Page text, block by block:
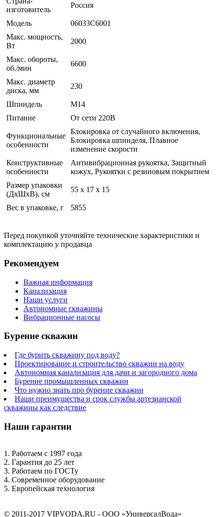
изготовитель
Россия
Модель
06033C6001
Макс. мощность,
Вт
2000
Макс. обороты,
об./мин
6600
Макс. диаметр
диска, мм
230
Шпиндель
M14
Питание
От сети 220В
Функциональные
особенности
Блокировка от случайного включения,
Блокировка шпинделя, Плавное
изменение скорости
Конструктивные
особенности
Антивибрационная рукоятка, Защитный
кожух, Рукоятки с резиновым покрытием
Размер упаковки
(ДхШхВ), см
55 x 17 x 15
Вес в упаковке, г 5855
Перед покупкой уточняйте технические характеристики и
комплектацию у продавца
Рекомендуем
Важная информация
Канализация
Наши услуги
Автономные скважины
Вибрационные насосы
Бурение скважин
Где бурить скважину под воду?
Проектирование и строительство скважин на воду
Автономная канализация для дачи и загородного дома
Бурение промышленных скважин
Что нужно знать про бурение скважин
Наши преимущества и срок службы артезианской
скважины как следствие
Наши гарантии
1. Работаем с 1997 года
2. Гарантия до 25 лет
3. Работаем по ГОСТу
4. Современное оборудование
5. Европейская технология
© 2011-2017 VIPVODA.RU - ООО «УниверсалВода»